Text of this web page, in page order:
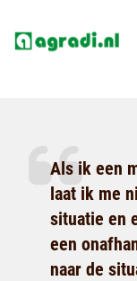
Als ik een
laat ik me
situatie en
een
naar de